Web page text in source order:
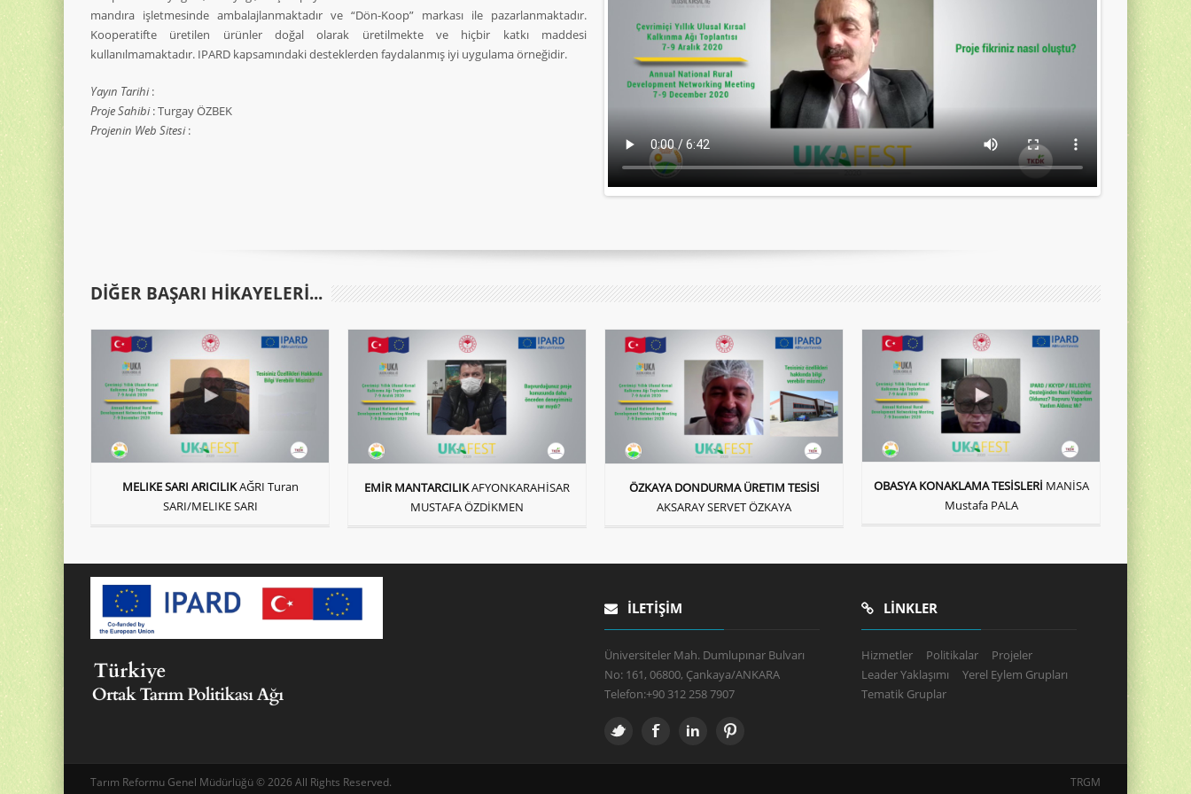
mandıra işletmesinde ambalajlanmaktadır ve “Dön-Koop” markası ile pazarlanmaktadır.
Kooperatifte üretilen ürünler doğal olarak üretilmekte ve hiçbir katkı maddesi
kullanılmamaktadır. IPARD kapsamındaki desteklerden faydalanmış iyi uygulama örneğidir.
Yayın Tarihi:
Proje Sahibi: Turgay ÖZBEK
Projenin Web Sitesi:
DIĞER BAŞARI HIKAYELERI...
MELIKE SARI ARICILIKAĞRI Turan
SARI/MELIKE SARI
EMİR MANTARCILIKAFYONKARAHİSAR
MUSTAFA ÖZDİKMEN
ÖZKAYA DONDURMA ÜRETIM TESİSİ
AKSARAY SERVET ÖZKAYA
OBASYA KONAKLAMA TESİSLERİ MANİSA
Mustafa PALA
İLETIŞIM
Üniversiteler Mah. Dumlupınar Bulvarı
No: 161, 06800, Çankaya/ANKARA
Telefon:+90 312 258 7907
LINKLER
Hizmetler Politikalar
Projeler
Leader Yaklaşımı
Yerel Eylem Grupları
Tematik Gruplar
Tarım Reformu Genel Müdürlüğü © 2026 All Rights Reserved. TRGM